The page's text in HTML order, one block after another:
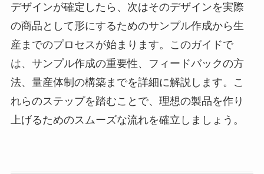
デザインが確定したら、次はそのデザインを実際
の商品として形にするためのサンプル作成から生
産までのプロセスが始まります。このガイドで
は、サンプル作成の重要性、フィードバックの方
法、量産体制の構築までを詳細に解説します。こ
れらのステップを踏むことで、理想の製品を作り
上げるためのスムーズな流れを確立しましょう。